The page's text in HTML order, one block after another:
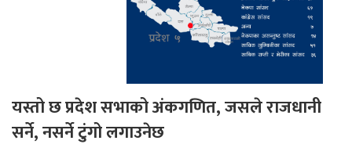
यस्तो छ प्रदेश सभाको अंकगणित, जसले राजधानी
सर्ने, नसर्ने टुंगो लगाउनेछ